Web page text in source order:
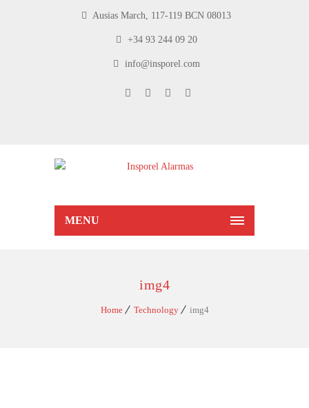
Ausias March, 117-119 BCN 08013
+34 93 244 09 20
info@insporel.com
MENU
img4
Home Technology img4